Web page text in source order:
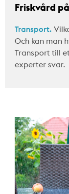
Friskvård
Transport.
Och kan man
Transport till
experter svar.